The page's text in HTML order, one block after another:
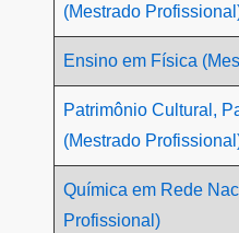
(Mestrado
Ensino em Física
Patrimônio Cultural,
(Mestrado
Química em Rede
Profissional)